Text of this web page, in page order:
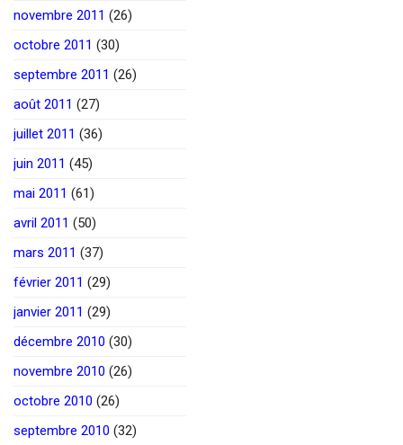
novembre 2011 (26)
octobre 2011 (30)
septembre 2011 (26)
août 2011 (27)
juillet 2011 (36)
juin 2011 (45)
mai 2011 (61)
avril 2011 (50)
mars 2011 (37)
février 2011 (29)
janvier 2011 (29)
décembre 2010 (30)
novembre 2010 (26)
octobre 2010 (26)
septembre 2010 (32)